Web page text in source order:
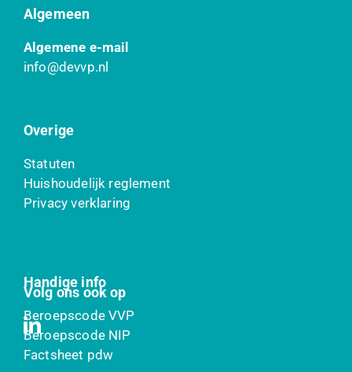
Algemeen
Algemene e-mail
info@devvp.nl
Overige
Statuten
Huishoudelijk reglement
Privacy verklaring
Handige info
Beroepscode VVP
Beroepscode NIP
Factsheet pdw
Volg ons ook op